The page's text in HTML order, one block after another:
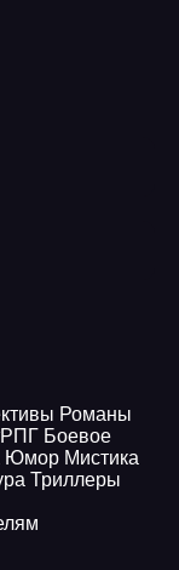
Романы
Боевое
Юмор Мистика
Триллеры